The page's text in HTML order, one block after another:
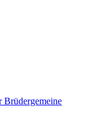
Brüdergemeine